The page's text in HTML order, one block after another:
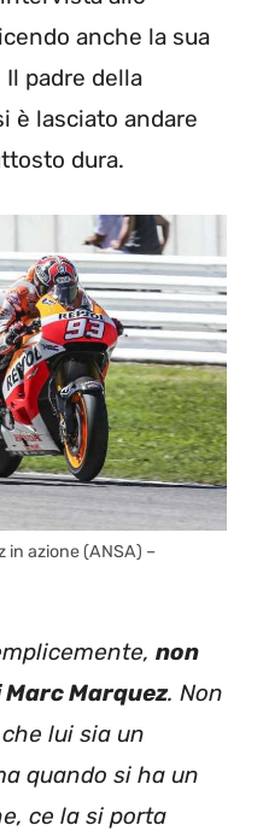
anche la sua
Il padre della
è lasciato andare
dura.
in azione (ANSA) –
non
Marquez. Non
lui sia un
quando si ha un
ce la si porta